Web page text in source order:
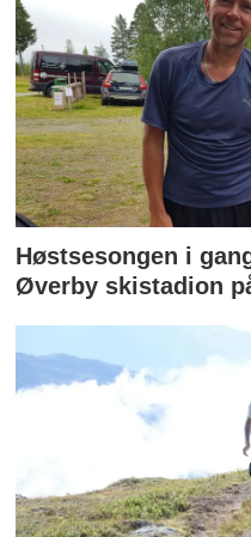
Høstsesongen i
Øverby skistadion